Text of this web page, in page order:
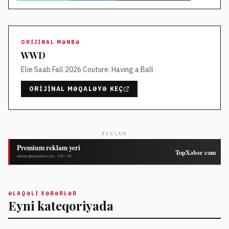
ORIJINAL MƏNBƏ
WWD
Elie Saab Fall 2026 Couture: Having a Ball
ORIJINAL MƏQALƏYƏ KEÇ
REKLAM
ƏLAQƏLI XƏBƏRLƏR
Eyni kateqoriyada